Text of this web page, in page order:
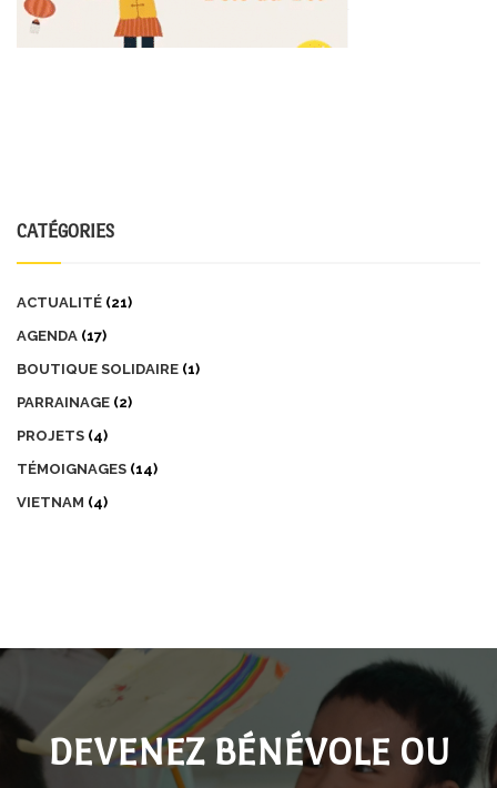
CATÉGORIES
ACTUALITÉ (21)
AGENDA (17)
BOUTIQUE SOLIDAIRE (1)
PARRAINAGE (2)
PROJETS (4)
TÉMOIGNAGES (14)
VIETNAM (4)
DEVENEZ BÉNÉVOLE OU